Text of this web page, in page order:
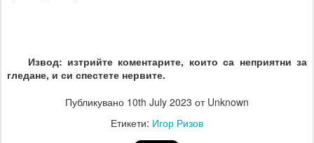
Извод: изтрийте коментарите, които са неприятни за
гледане, и си спестете нервите.
Публикувано 10th July 2023 от Unknown
Етикети: Игор Ризов